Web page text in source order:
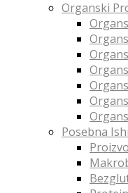
Organski
Posebna